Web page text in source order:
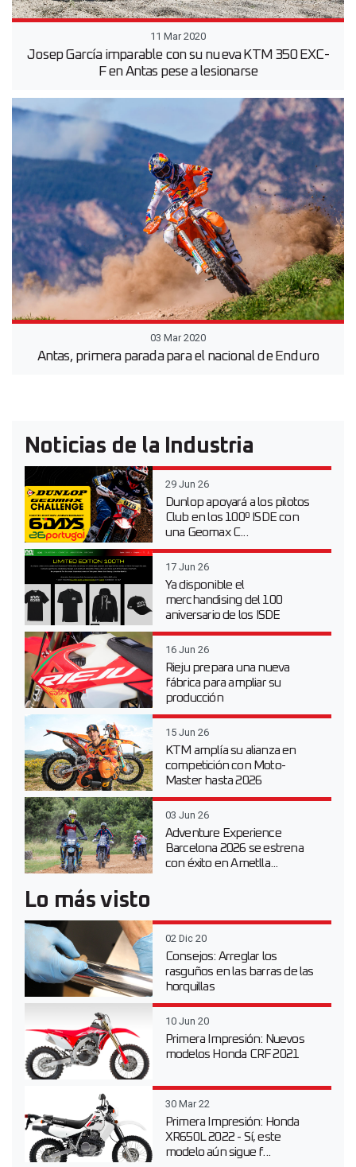
11 Mar 2020
Josep García imparable con su nueva KTM 350 EXC-
F en Antas pese a lesionarse
03 Mar 2020
Antas, primera parada para el nacional de Enduro
Noticias de la Industria
29 Jun 26
Dunlop apoyará a los pilotos
Club en los 100º ISDE con
una Geomax C...
17 Jun 26
Ya disponible el
merchandising del 100
aniversario de los ISDE
16 Jun 26
Rieju prepara una nueva
fábrica para ampliar su
producción
15 Jun 26
KTM amplía su alianza en
competición con Moto-
Master hasta 2026
03 Jun 26
Adventure Experience
Barcelona 2026 se estrena
con éxito en Ametlla...
Lo más visto
02 Dic 20
Consejos: Arreglar los
rasguños en las barras de las
horquillas
10 Jun 20
Primera Impresión: Nuevos
modelos Honda CRF 2021
30 Mar 22
Primera Impresión: Honda
XR650L 2022 - Sí, este
modelo aún sigue f...